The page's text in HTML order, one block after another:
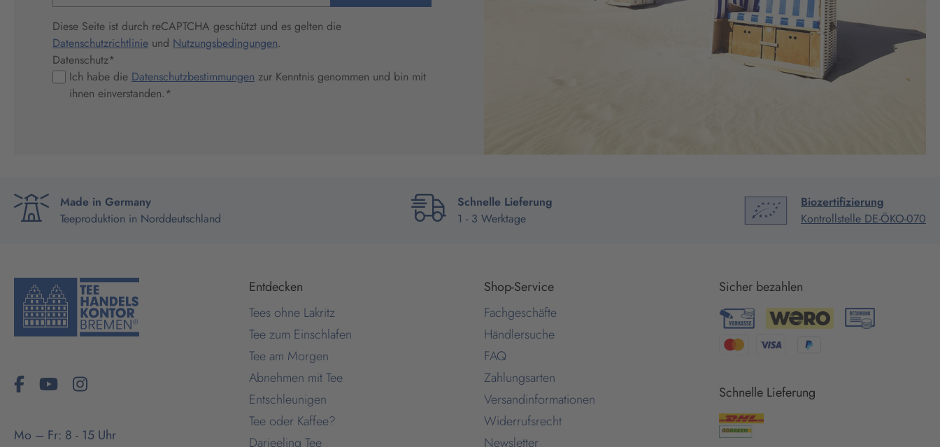
Diese Seite ist durch reCAPTCHA geschützt und es gelten die
Datenschutzrichtlinie und Nutzungsbedingungen.
Datenschutz*
Ich habe die Datenschutzbestimmungen zur Kenntnis genommen und bin mit
ihnen einverstanden.*
Made in Germany
Teeproduktion in Norddeutschland
Schnelle Lieferung
1 - 3 Werktage
Biozertifizierung
Kontrollstelle DE-ÖKO-070
Facebookfa-brands fa-youtube fa-2x
Facebook
Mo – Fr: 8 - 15 Uhr
Entdecken
Tees ohne Lakritz
Tee zum Einschlafen
Tee am Morgen
Abnehmen mit Tee
Entschleunigen
Tee oder Kaffee?
Darjeeling Tee
Shop-Service
Fachgeschäfte
Händlersuche
FAQ
Zahlungsarten
Versandinformationen
Widerrufsrecht
Newsletter
Sicher bezahlen
Schnelle Lieferung